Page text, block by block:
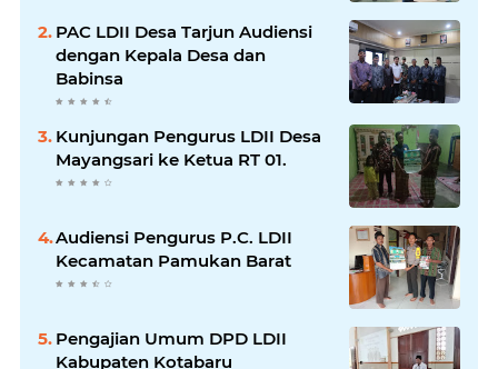
PAC LDII Desa Tarjun Audiensi
dengan Kepala Desa dan
Babinsa
Kunjungan Pengurus LDII Desa
Mayangsari ke Ketua RT 01.
Audiensi Pengurus P.C. LDII
Kecamatan Pamukan Barat
Pengajian Umum DPD LDII
Kabupaten Kotabaru